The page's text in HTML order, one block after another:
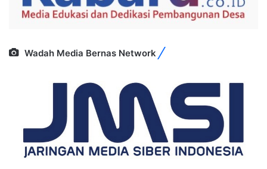
Wadah Media Bernas Network